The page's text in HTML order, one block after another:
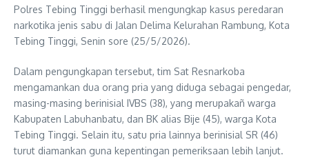
Polres Tebing Tinggi berhasil mengungkap kasus peredaran
narkotika jenis sabu di Jalan Delima Kelurahan Rambung, Kota
Tebing Tinggi, Senin sore (25/5/2026).
Dalam pengungkapan tersebut, tim Sat Resnarkoba
mengamankan dua orang pria yang diduga sebagai pengedar,
masing-masing berinisial IVBS (38), yang merupakañ warga
Kabupaten Labuhanbatu, dan BK alias Bije (45), warga Kota
Tebing Tinggi. Selain itu, satu pria lainnya berinisial SR (46)
turut diamankan guna kepentingan pemeriksaan lebih lanjut.